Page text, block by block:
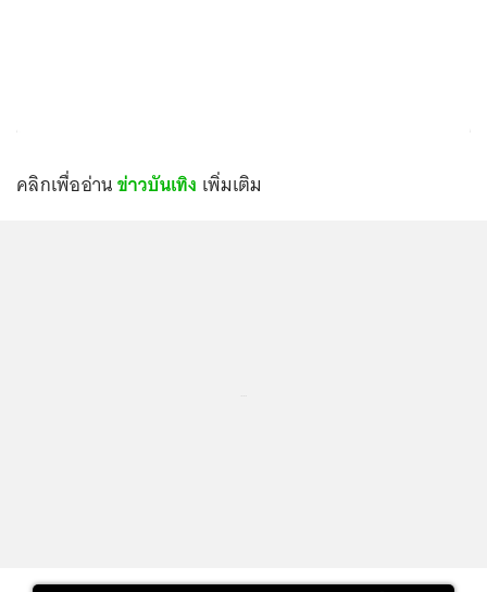
คลิกเพื่ออ่านข่าวบันเทิง เพิ่มเติม